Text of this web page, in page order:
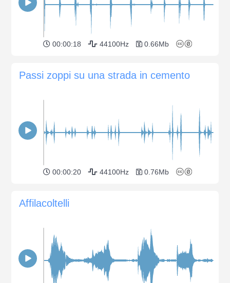
00:00:18 44100Hz 0.66Mb
Passi zoppi su una strada in cemento
00:00:20 44100Hz 0.76Mb
Affilacoltelli